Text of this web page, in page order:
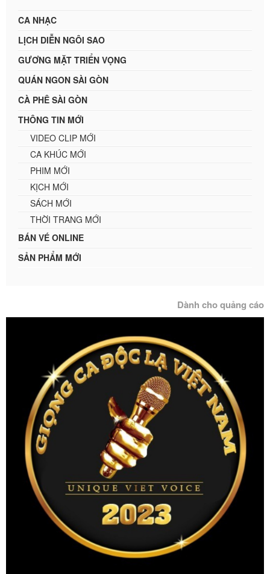
CA NHẠC
LỊCH DIỄN NGÔI SAO
GƯƠNG MẶT TRIỂN VỌNG
QUÁN NGON SÀI GÒN
CÀ PHÊ SÀI GÒN
THÔNG TIN MỚI
VIDEO CLIP MỚI
CA KHÚC MỚI
PHIM MỚI
KỊCH MỚI
SÁCH MỚI
THỜI TRANG MỚI
BÁN VÉ ONLINE
SẢN PHẨM MỚI
Dành cho quảng cáo